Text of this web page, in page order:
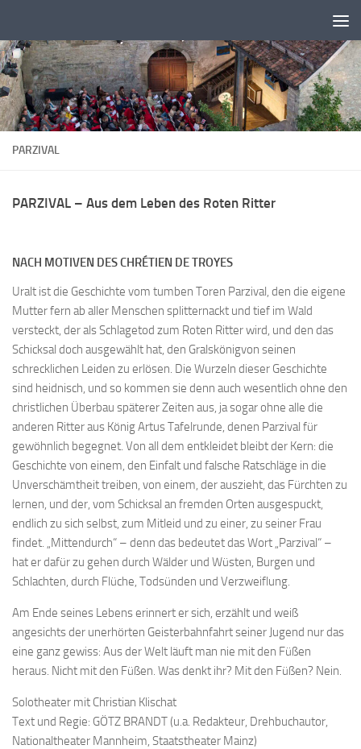
PARZIVAL
PARZIVAL – Aus dem Leben des Roten Ritter
NACH MOTIVEN DES CHRÉTIEN DE TROYES
Uralt ist die Geschichte vom tumben Toren Parzival, den die eigene
Mutter fern ab aller Menschen splitternackt und tief im Wald
versteckt, der als Schlagetod zum Roten Ritter wird, und den das
Schicksal doch ausgewählt hat, den Gralskönigvon seinen
schrecklichen Leiden zu erlösen. Die Wurzeln dieser Geschichte
sind heidnisch, und so kommen sie denn auch wesentlich ohne den
christlichen Überbau späterer Zeiten aus, ja sogar ohne alle die
anderen Ritter aus König Artus Tafelrunde, denen Parzival für
gewöhnlich begegnet. Von all dem entkleidet bleibt der Kern: die
Geschichte von einem, den Einfalt und falsche Ratschläge in die
Unverschämtheit treiben, von einem, der auszieht, das Fürchten zu
lernen, und der, vom Schicksal an fremden Orten ausgespuckt,
endlich zu sich selbst, zum Mitleid und zu einer, zu seiner Frau
findet. „Mittendurch“ – denn das bedeutet das Wort „Parzival“ –
hat er dafür zu gehen durch Wälder und Wüsten, Burgen und
Schlachten, durch Flüche, Todsünden und Verzweiflung.
Am Ende seines Lebens erinnert er sich, erzählt und weiß
angesichts der unerhörten Geisterbahnfahrt seiner Jugend nur das
eine ganz gewiss: Aus der Welt läuft man nie mit den Füßen
heraus. Nicht mit den Füßen. Was denkt ihr? Mit den Füßen? Nein.
Solotheater mit Christian Klischat
Text und Regie: GÖTZ BRANDT (u.a. Redakteur, Drehbuchautor,
Nationaltheater Mannheim, Staatstheater Mainz)